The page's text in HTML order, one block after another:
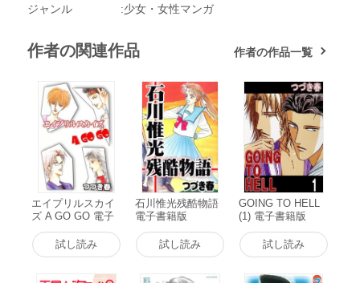
ジャンル
少女・女性マンガ
作者の関連作品 作者の作品一覧
エイプリルスカイ
ズ A GO GO 電子
書籍版
試し読み
石川惟光残酷物語
電子書籍版
試し読み
GOING TO HELL
(1) 電子書籍版
試し読み